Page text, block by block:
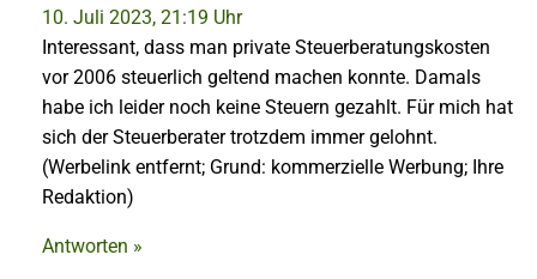
10. Juli 2023, 21:19 Uhr
Interessant, dass man private Steuerberatungskosten
vor 2006 steuerlich geltend machen konnte. Damals
habe ich leider noch keine Steuern gezahlt. Für mich hat
sich der Steuerberater trotzdem immer gelohnt.
(Werbelink entfernt; Grund: kommerzielle Werbung; Ihre
Redaktion)
Antworten »